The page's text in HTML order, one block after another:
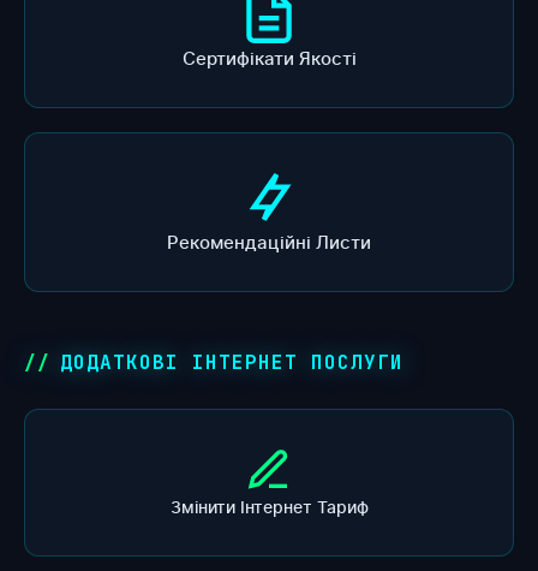
Сертифікати Якості
Рекомендаційні Листи
ДОДАТКОВІ ІНТЕРНЕТ ПОСЛУГИ
Змінити Інтернет Тариф